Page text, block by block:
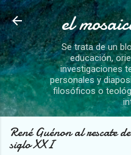
Ir al
el
Se trata de un
educación,
investigaciones
personales y
filosóficos o
René Guénon al rescate
siglo XXI